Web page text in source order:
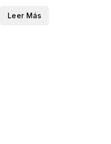
fuera
Leer Más